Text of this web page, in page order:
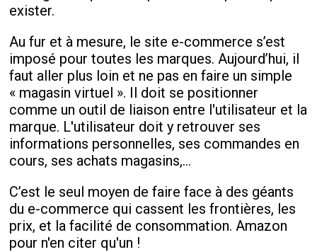
exister.
Au fur et à mesure, le site e-commerce s’est
imposé pour toutes les marques. Aujourd’hui, il
faut aller plus loin et ne pas en faire un simple
« magasin virtuel ». Il doit se positionner
comme un outil de liaison entre l'utilisateur et la
marque. L'utilisateur doit y retrouver ses
informations personnelles, ses commandes en
cours, ses achats magasins,...
C’est le seul moyen de faire face à des géants
du e-commerce qui cassent les frontières, les
prix, et la facilité de consommation. Amazon
pour n'en citer qu'un !